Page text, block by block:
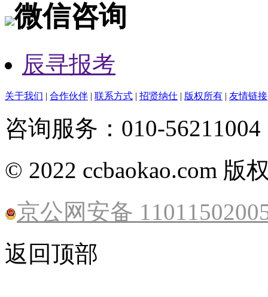
微信咨询
辰寻报考
关于我们 | 合作伙伴 | 联系方式 | 招贤纳仕 | 版权所有 | 友情链接
咨询服务：010-56211004
© 2022 ccbaokao.com 版
京公网安备
返回顶部